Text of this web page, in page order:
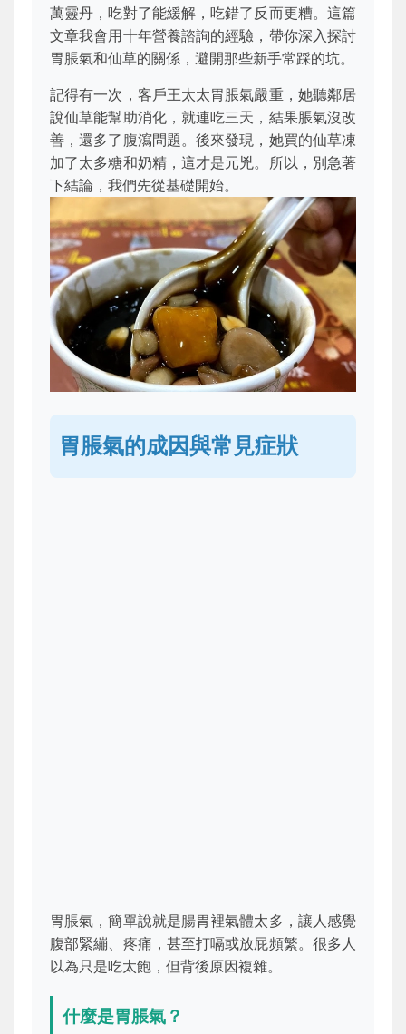
萬靈丹，吃對了能緩解，吃錯了反而更糟。這篇
文章我會用十年營養諮詢的經驗，帶你深入探討
胃脹氣和仙草的關係，避開那些新手常踩的坑。
記得有一次，客戶王太太胃脹氣嚴重，她聽鄰居
說仙草能幫助消化，就連吃三天，結果脹氣沒改
善，還多了腹瀉問題。後來發現，她買的仙草凍
加了太多糖和奶精，這才是元兇。所以，別急著
下結論，我們先從基礎開始。
胃脹氣的成因與常見症狀
胃脹氣，簡單說就是腸胃裡氣體太多，讓人感覺
腹部緊繃、疼痛，甚至打嗝或放屁頻繁。很多人
以為只是吃太飽，但背後原因複雜。
什麼是胃脹氣？